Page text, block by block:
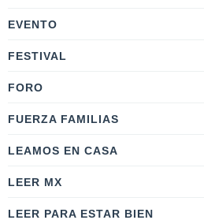
EVENTO
FESTIVAL
FORO
FUERZA FAMILIAS
LEAMOS EN CASA
LEER MX
LEER PARA ESTAR BIEN